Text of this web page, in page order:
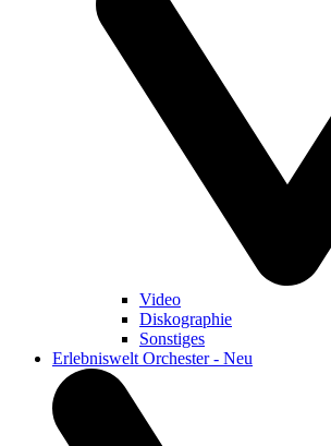
Video
Diskographie
Sonstiges
Erlebniswelt Orchester - Neu